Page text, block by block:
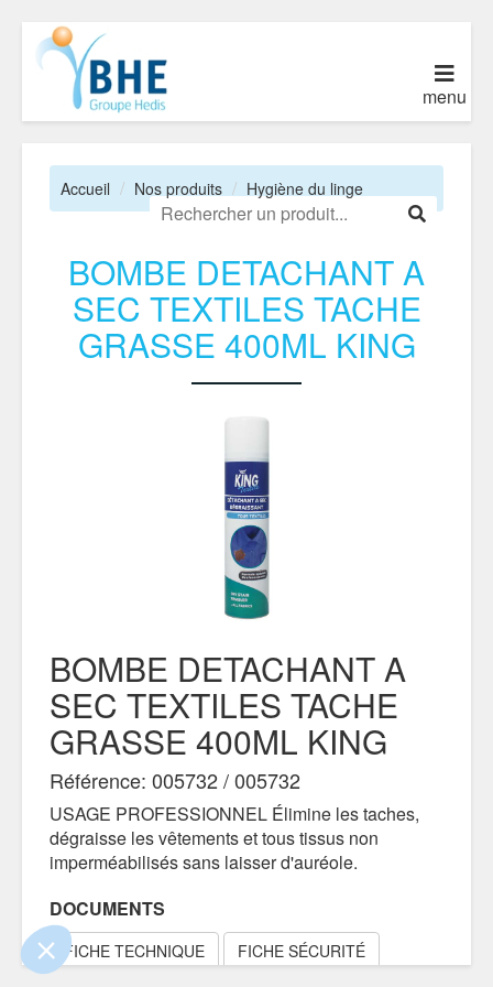
on aimerait bien vous accompagner
certifiés par
Je choisis OK pour moi
menu
Accueil Nos produits Hygiène du linge
BOMBE DETACHANT A
SEC TEXTILES TACHE
GRASSE 400ML KING
BOMBE DETACHANT A
SEC TEXTILES TACHE
GRASSE 400ML KING
Référence: 005732 / 005732
USAGE PROFESSIONNEL Élimine les taches,
dégraisse les vêtements et tous tissus non
imperméabilisés sans laisser d'auréole.
DOCUMENTS
FICHE TECHNIQUE FICHE SÉCURITÉ